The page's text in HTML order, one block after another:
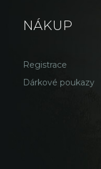
NÁKUP
Registrace
Dárkové poukazy